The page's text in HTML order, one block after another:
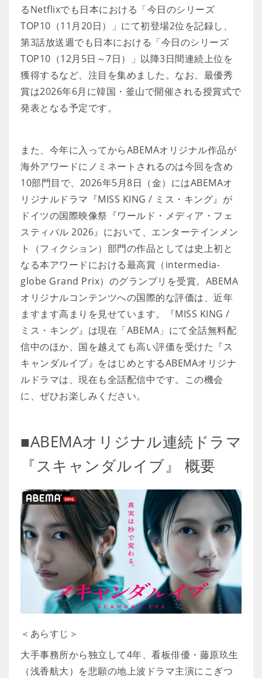
るNetflixでも日本における「今日のシリーズ
TOP10（11月20日）」にて初登場2位を記録し、
第3話放送週でも日本における「今日のシリーズ
TOP10（12月5日～7日）」以降3日間連続上位を
獲得するなど、注目を集めました。なお、最優秀
賞は2026年6月に韓国・釜山で開催される授賞式で
発表となる予定です。
また、今年に入ってからABEMAオリジナル作品が
海外アワードにノミネートされるのは今回を含め
10部門目で、2026年5月8日（金）にはABEMAオ
リジナルドラマ『MISS KING / ミス・キング』が
ドイツの国際映像祭『ワールド・メディア・フェ
スティバル 2026』において、エンターテインメン
ト（フィクション）部門の作品としては史上初と
なる本アワードにおける最高賞（intermedia-
globe Grand Prix）のグランプリを受賞。ABEMA
オリジナルコンテンツへの国際的な評価は、近年
ますます高まりを見せています。『MISS KING /
ミス・キング』は現在「ABEMA」にて全話無料配
信中のほか、国を越えても高い評価を受けた『ス
キャンダルイブ』をはじめとするABEMAオリジナ
ルドラマは、現在も全話配信中です。この機会
に、ぜひお楽しみください。
■ABEMAオリジナル連続ドラマ
『スキャンダルイブ』 概要
＜あらすじ＞
大手事務所から独立して4年、看板俳優・藤原玖生
（浅香航大）を悲願の地上波ドラマ主演にこぎつ